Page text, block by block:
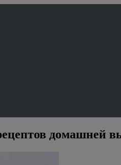
домашней